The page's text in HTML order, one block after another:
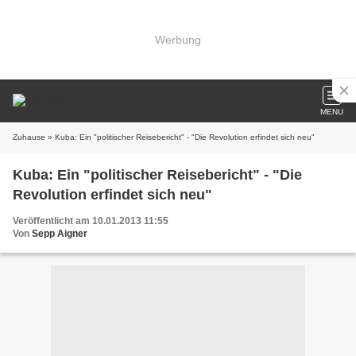
Werbung
MENU
Zuhause » Kuba: Ein "politischer Reisebericht" - "Die Revolution erfindet sich neu"
Kuba: Ein "politischer Reisebericht" - "Die
Revolution erfindet sich neu"
Veröffentlicht am 10.01.2013 11:55
Von Sepp Aigner